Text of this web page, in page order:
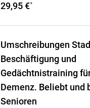
29,95 €*
Umschreibungen
Beschäftigung und
Gedächtnistraining
Demenz. Beliebt und
Senioren